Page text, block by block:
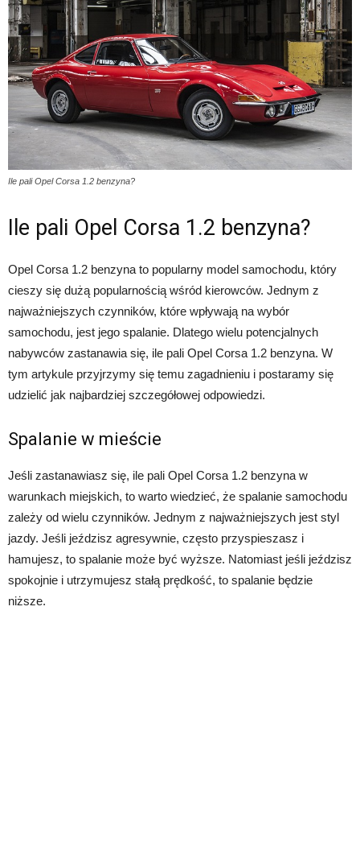
Ile pali Opel Corsa 1.2 benzyna?
Ile pali Opel Corsa 1.2 benzyna?
Opel Corsa 1.2 benzyna to popularny model samochodu, który
cieszy się dużą popularnością wśród kierowców. Jednym z
najważniejszych czynników, które wpływają na wybór
samochodu, jest jego spalanie. Dlatego wielu potencjalnych
nabywców zastanawia się, ile pali Opel Corsa 1.2 benzyna. W
tym artykule przyjrzymy się temu zagadnieniu i postaramy się
udzielić jak najbardziej szczegółowej odpowiedzi.
Spalanie w mieście
Jeśli zastanawiasz się, ile pali Opel Corsa 1.2 benzyna w
warunkach miejskich, to warto wiedzieć, że spalanie samochodu
zależy od wielu czynników. Jednym z najważniejszych jest styl
jazdy. Jeśli jeździsz agresywnie, często przyspieszasz i
hamujesz, to spalanie może być wyższe. Natomiast jeśli jeździsz
spokojnie i utrzymujesz stałą prędkość, to spalanie będzie
niższe.